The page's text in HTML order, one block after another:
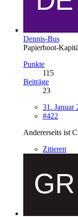
Dennis-Bus
Papierboot-
Punkte
115
Beiträge
23
31. Januar
#422
Andererseits ist
Zitieren